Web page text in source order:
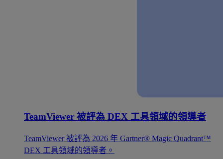
TeamViewer 被評為 DEX 工具領域的領導者
TeamViewer 被評為 2026 年 Gartner® Magic Quadrant™
DEX 工具領域的領導者。